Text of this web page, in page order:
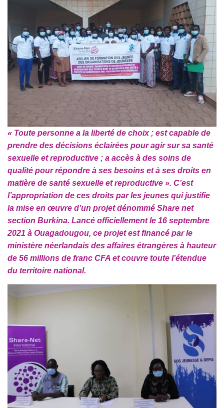
« Toute personne a la liberté de choix ; est capable de
prendre des décisions éclairées pour agir sur sa santé
sexuelle et reproductive ; a accès à des soins de
qualité pour répondre à ses besoins et à ses droits en
matière de santé sexuelle et reproductive ». C’est
l’appropriation de ces droits par les jeunes qui justifie
la mise en œuvre d’un projet dénommé Share net
section Burkina. Lancé officiellement le 16 septembre
2021 à Ouagadougou, ce projet est financé par le
ministère néerlandais des affaires étrangères à hauteur
de 56 millions de franc CFA et couvre toute l’étendue
du territoire national.